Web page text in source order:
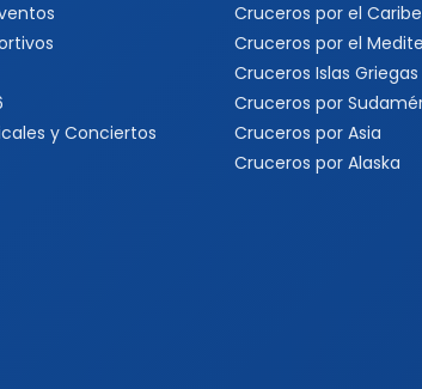
y Conciertos
Cruceros por el Caribe
Cruceros por el
Cruceros Islas Griegas
Cruceros por
Cruceros por Asia
Cruceros por Alaska